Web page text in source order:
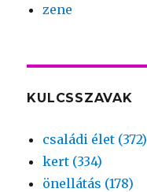
zene
KULCSSZAVAK
családi élet (372)
kert (334)
önellátás (178)